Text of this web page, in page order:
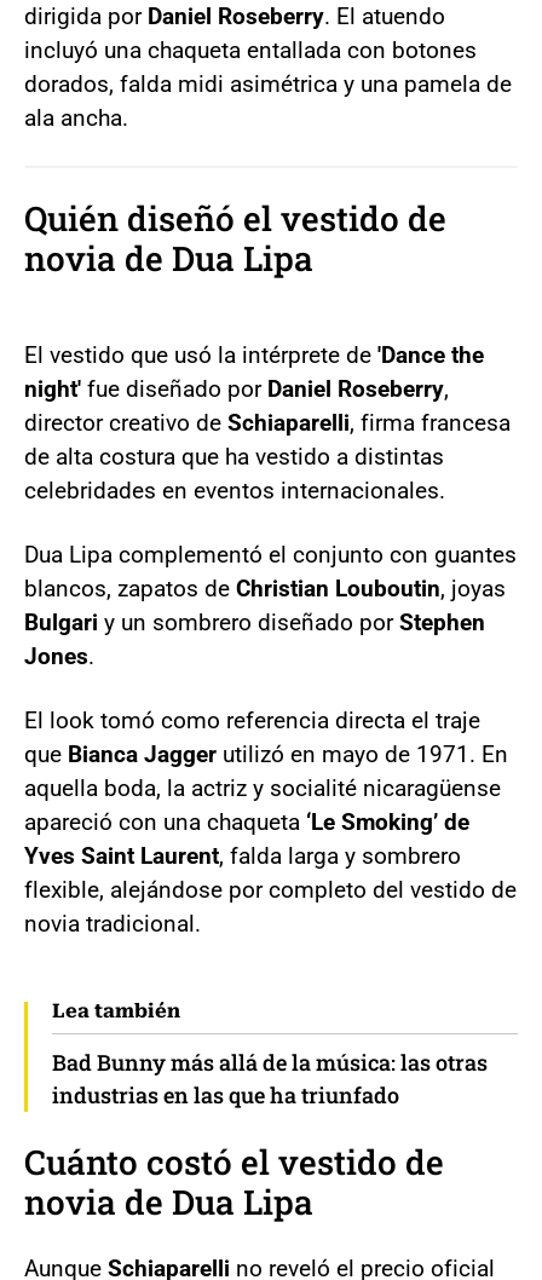
dirigida por Daniel Roseberry. El atuendo
incluyó una chaqueta entallada con botones
dorados, falda midi asimétrica y una pamela de
ala ancha.
Quién diseñó el vestido de
novia de Dua Lipa
El vestido que usó la intérprete de 'Dance the
night' fue diseñado por Daniel Roseberry,
director creativo de Schiaparelli, firma francesa
de alta costura que ha vestido a distintas
celebridades en eventos internacionales.
Dua Lipa complementó el conjunto con guantes
blancos, zapatos de Christian Louboutin, joyas
Bulgari y un sombrero diseñado porStephen
Jones.
El look tomó como referencia directa el traje
que Bianca Jagger utilizó en mayo de 1971. En
aquella boda, la actriz y socialité nicaragüense
apareció con una chaqueta ‘Le Smoking’ de
Yves Saint Laurent, falda larga y sombrero
flexible, alejándose por completo del vestido de
novia tradicional.
Lea también
Bad Bunny más allá de la música: las otras
industrias en las que ha triunfado
Cuánto costó el vestido de
novia de Dua Lipa
Aunque Schiaparelli no reveló el precio oficial